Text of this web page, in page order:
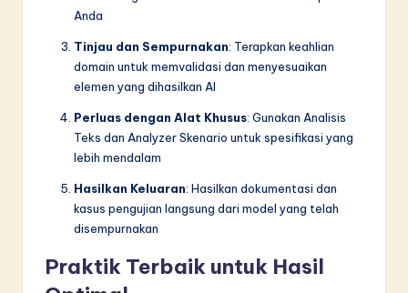
Anda
Tinjau dan Sempurnakan: Terapkan keahlian
domain untuk memvalidasi dan menyesuaikan
elemen yang dihasilkan AI
Perluas dengan Alat Khusus: Gunakan Analisis
Teks dan Analyzer Skenario untuk spesifikasi yang
lebih mendalam
Hasilkan Keluaran: Hasilkan dokumentasi dan
kasus pengujian langsung dari model yang telah
disempurnakan
Praktik Terbaik untuk Hasil